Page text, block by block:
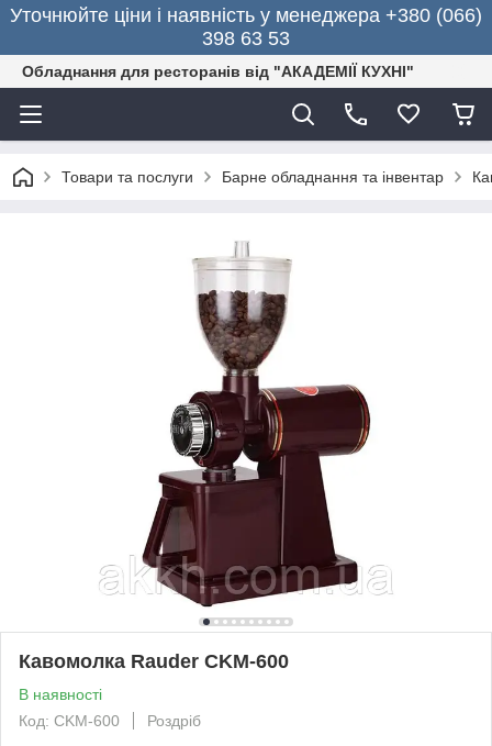
Уточнюйте ціни і наявність у менеджера +380 (066)
398 63 53
Обладнання для ресторанів від "АКАДЕМІЇ КУХНІ"
Товари та послуги Барне обладнання та інвентар
Кавомолка Rauder CKM-600
В наявності
Код: CKM-600
Роздріб